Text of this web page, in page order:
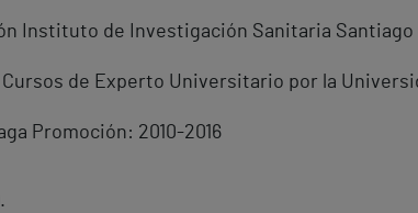
Instituto de Investigación Sanitaria
de Experto Universitario por la
Promoción: 2010-2016